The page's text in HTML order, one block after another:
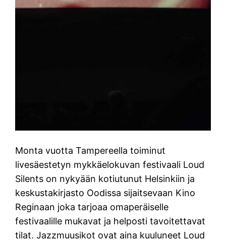
Monta vuotta Tampereella toiminut
livesäestetyn mykkäelokuvan festivaali Loud
Silents on nykyään kotiutunut Helsinkiin ja
keskustakirjasto Oodissa sijaitsevaan Kino
Reginaan joka tarjoaa omaperäiselle
festivaalille mukavat ja helposti tavoitettavat
tilat. Jazzmuusikot ovat aina kuuluneet Loud